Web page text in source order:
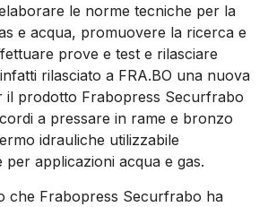
le norme tecniche per la
e acqua, promuovere la ricerca e
prove e test e rilasciare
rilasciato a FRA.BO una nuova
il prodotto Frabopress Securfrabo
a pressare in rame e bronzo
idrauliche utilizzabile
per applicazioni acqua e gas.
che Frabopress Securfrabo ha